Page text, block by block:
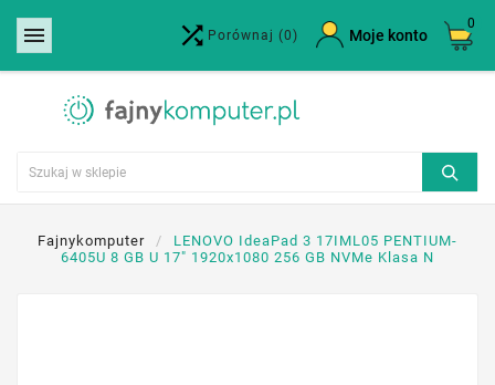
  Porównaj (0) Moje konto
0
Fajnykomputer
LENOVO IdeaPad 3 17IML05 PENTIUM-
6405U 8 GB U 17" 1920x1080 256 GB NVMe Klasa N
Utwórz listę życzeń ×
Nazwa listy życzeń
Anuluj Utwórz listę życzeń